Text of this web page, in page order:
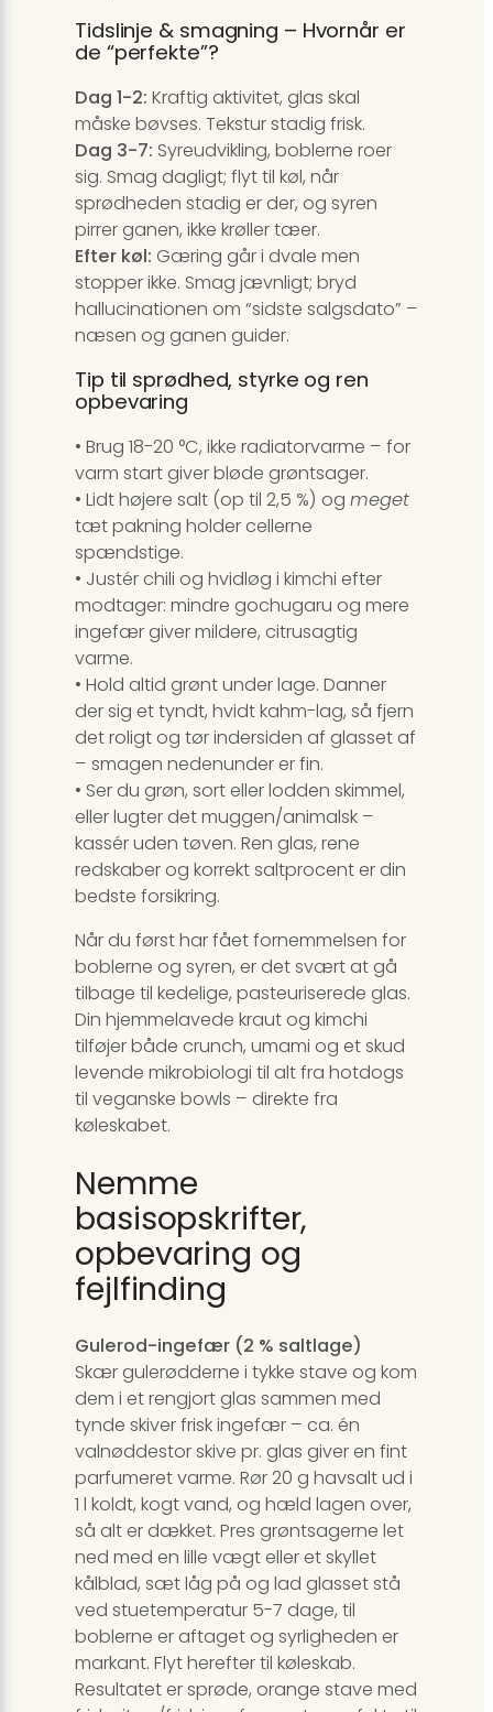
Tidslinje & smagning – Hvornår er
de “perfekte”?
Dag 1-2: Kraftig aktivitet, glas skal
måske bøvses. Tekstur stadig frisk.
Dag 3-7: Syreudvikling, boblerne roer
sig. Smag dagligt; flyt til køl, når
sprødheden stadig er der, og syren
pirrer ganen, ikke krøller tæer.
Efter køl: Gæring går i dvale men
stopper ikke. Smag jævnligt; bryd
hallucinationen om “sidste salgsdato” –
næsen og ganen guider.
Tip til sprødhed, styrke og ren
opbevaring
• Brug 18-20 °C, ikke radiatorvarme – for
varm start giver bløde grøntsager.
• Lidt højere salt (op til 2,5 %) og meget
tæt pakning holder cellerne
spændstige.
• Justér chili og hvidløg i kimchi efter
modtager: mindre gochugaru og mere
ingefær giver mildere, citrusagtig
varme.
• Hold altid grønt under lage. Danner
der sig et tyndt, hvidt kahm-lag, så fjern
det roligt og tør indersiden af glasset af
– smagen nedenunder er fin.
• Ser du grøn, sort eller lodden skimmel,
eller lugter det muggen/animalsk –
kassér uden tøven. Ren glas, rene
redskaber og korrekt saltprocent er din
bedste forsikring.
Når du først har fået fornemmelsen for
boblerne og syren, er det svært at gå
tilbage til kedelige, pasteuriserede glas.
Din hjemmelavede kraut og kimchi
tilføjer både crunch, umami og et skud
levende mikrobiologi til alt fra hotdogs
til veganske bowls – direkte fra
køleskabet.
Nemme
basisopskrifter,
opbevaring og
fejlfinding
Gulerod-ingefær (2 % saltlage)
Skær gulerødderne i tykke stave og kom
dem i et rengjort glas sammen med
tynde skiver frisk ingefær – ca. én
valnøddestor skive pr. glas giver en fint
parfumeret varme. Rør 20 g havsalt ud i
1 l koldt, kogt vand, og hæld lagen over,
så alt er dækket. Pres grøntsagerne let
ned med en lille vægt eller et skyllet
kålblad, sæt låg på og lad glasset stå
ved stuetemperatur 5-7 dage, til
boblerne er aftaget og syrligheden er
markant. Flyt herefter til køleskab.
Resultatet er sprøde, orange stave med